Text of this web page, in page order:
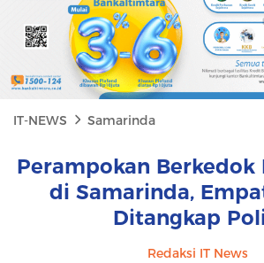
IT-NEWS Samarinda
Perampokan Berkedok
di Samarinda,
Ditangkap
Redaksi IT News